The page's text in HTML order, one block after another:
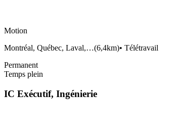
Motion
Montréal, Québec, Laval,…(6,4km)• Télétravail
Permanent
Temps plein
IC Exécutif, Ingénierie